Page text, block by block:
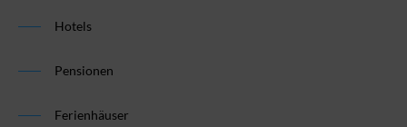
Hotels
Pensionen
Ferienhäuser